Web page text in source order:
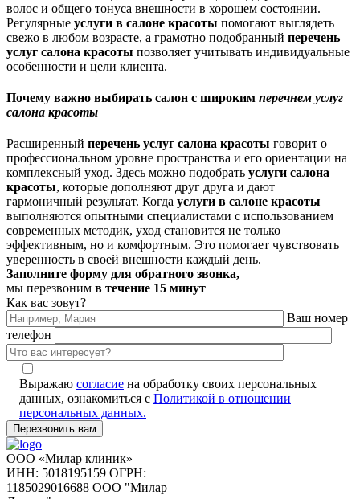
волос и общего тонуса внешности в хорошем состоянии.
Регулярные услуги в салоне красоты помогают выглядеть
свежо в любом возрасте, а грамотно подобранный перечень
услуг салона красоты позволяет учитывать индивидуальные
особенности и цели клиента.
Почему важно выбирать салон с широким перечнем услуг
салона красоты
Расширенный перечень услуг салона красоты говорит о
профессиональном уровне пространства и его ориентации на
комплексный уход. Здесь можно подобрать услуги салона
красоты, которые дополняют друг друга и дают
гармоничный результат. Когда услуги в салоне красоты
выполняются опытными специалистами с использованием
современных методик, уход становится не только
эффективным, но и комфортным. Это помогает чувствовать
уверенность в своей внешности каждый день.
Заполните форму для обратного звонка,
мы перезвоним в течение 15 минут
Как вас зовут?
Ваш номер
телефон
Выражаю согласие на обработку своих персональных
данных, ознакомиться с Политикой в отношении
персональных данных.
ООО «Милар клиник»
ИНН: 5018195159 ОГРН:
1185029016688 ООО "Милар